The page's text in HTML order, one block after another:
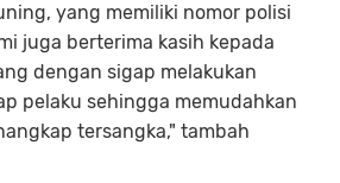
yang memiliki nomor polisi
juga berterima kasih kepada
dengan sigap melakukan
pelaku sehingga memudahkan
tersangka," tambah